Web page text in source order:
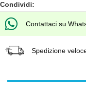
Condividi:
Contattaci su
Spedizione